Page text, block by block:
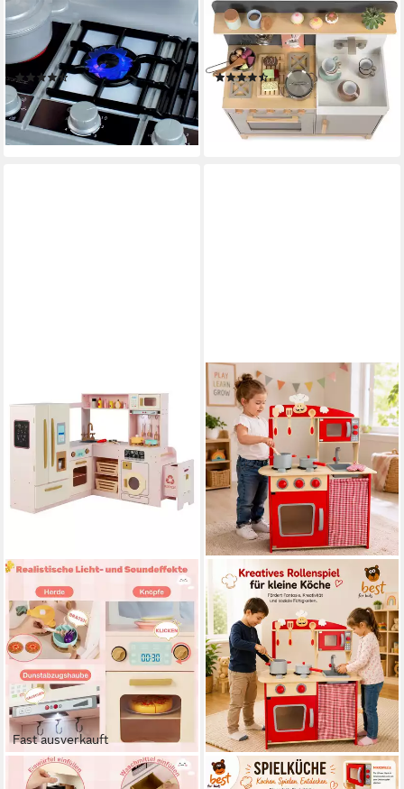
KLEIN
Spielküche Bosch Küche
JUMBO, Made in Germany
(32)
ab 115,90 € UVP 144,99 €
-20%
lieferbar - in 6-8 Werktagen bei dir
MUSTERKIND®
Spielküche Linum,
warmgrau/natur Holz
(13)
153,72 € UVP174,90 €
-12%
lieferbar in 2 Wochen
Fast ausverkauft
COSTWAY BEST FOR KIDS